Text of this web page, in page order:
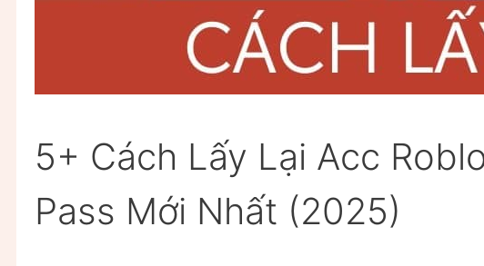
5+ Cách Lấy Lại Acc
Pass Mới Nhất (2025)